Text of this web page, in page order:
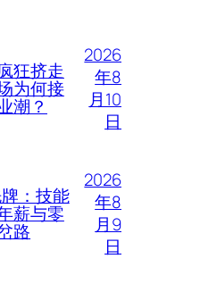
狂挤走
为何接
潮？
2026
年8
月10
日
：技能
薪与零
路
2026
年8
月9
日